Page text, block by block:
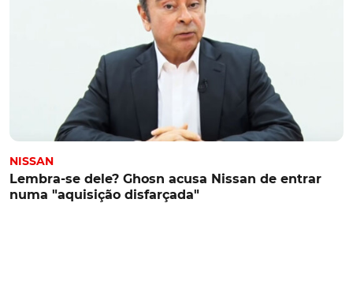
NISSAN
Lembra-se dele? Ghosn acusa Nissan de entrar
numa "aquisição disfarçada"